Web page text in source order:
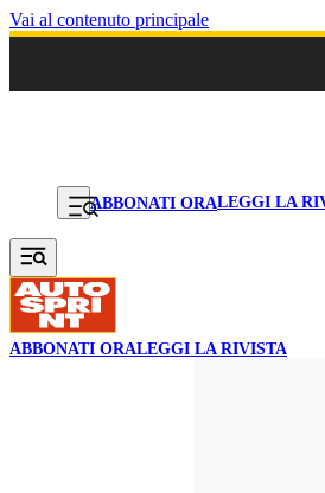
Vai al contenuto principale
ABBONATI ORALEGGI LA
ABBONATI ORALEGGI LA RIVISTA